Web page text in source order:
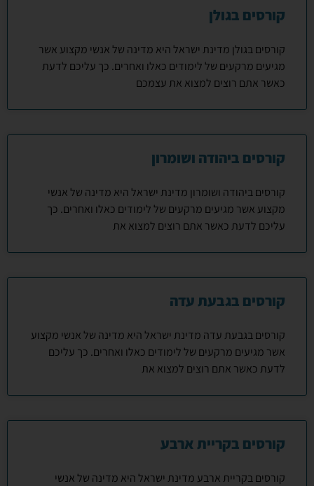
קורסים בגולן
קורסים בגולן מדינת ישראל היא מדינה של אנשי מקצוע אשר
מגיעים מרקעים של לימודים כאלו ואחרים. כך עליכם לדעת
כאשר אתם רוצים למצוא את עצמכם
קורסים ביהודה ושומרון
קורסים ביהודה ושומרון מדינת ישראל היא מדינה של אנשי
מקצוע אשר מגיעים מרקעים של לימודים כאלו ואחרים. כך
עליכם לדעת כאשר אתם רוצים למצוא את
קורסים בגבעת עדה
קורסים בגבעת עדה מדינת ישראל היא מדינה של אנשי מקצוע
אשר מגיעים מרקעים של לימודים כאלו ואחרים. כך עליכם
לדעת כאשר אתם רוצים למצוא את
קורסים בקריית ארבע
קורסים בקריית ארבע מדינת ישראל היא מדינה של אנשי